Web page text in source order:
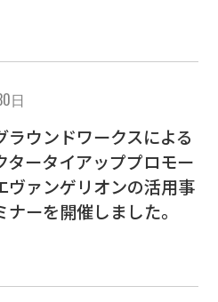
日
ラウンドワークスによる
タータイアッププロモー
ヴァンゲリオンの活用事
ーを開催しました。